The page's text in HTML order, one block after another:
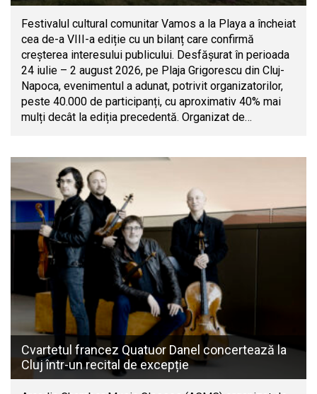
Festivalul cultural comunitar Vamos a la Playa a încheiat
cea de-a VIII-a ediție cu un bilanț care confirmă
creșterea interesului publicului. Desfășurat în perioada
24 iulie – 2 august 2026, pe Plaja Grigorescu din Cluj-
Napoca, evenimentul a adunat, potrivit organizatorilor,
peste 40.000 de participanți, cu aproximativ 40% mai
mulți decât la ediția precedentă. Organizat de…
Cvartetul francez Quatuor Danel concertează la
Cluj într-un recital de excepție